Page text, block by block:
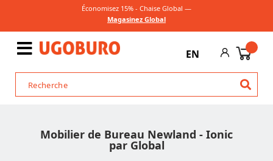
Économisez 15% - Chaise Global —
Magasinez Global
EN
Mobilier de Bureau Newland - Ionic
par Global